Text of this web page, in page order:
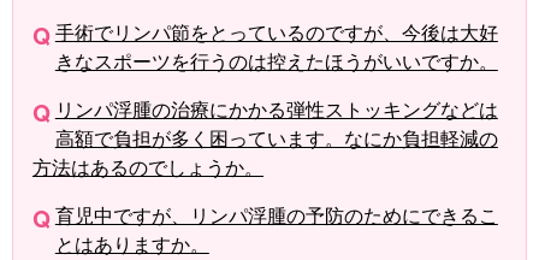
手術でリンパ節をとっているのですが、今後は大好
きなスポーツを行うのは控えたほうがいいですか。
リンパ浮腫の治療にかかる弾性ストッキングなどは
高額で負担が多く困っています。なにか負担軽減の
方法はあるのでしょうか。
育児中ですが、リンパ浮腫の予防のためにできるこ
とはありますか。